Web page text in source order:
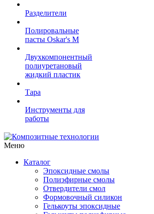
Разделители
Полировальные
пасты Oskar's M
Двухкомпонентный
полиуретановый
жидкий пластик
Тара
Инструменты для
работы
Меню
Каталог
Эпоксидные смолы
Полиэфирные смолы
Отвердители смол
Формовочный силикон
Гелькоуты эпоксидные